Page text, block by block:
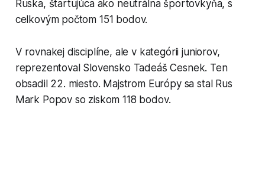
Ruska, štartujúca ako neutrálna športovkyňa, s
celkovým počtom 151 bodov.
V rovnakej disciplíne, ale v kategórii juniorov,
reprezentoval Slovensko Tadeáš Cesnek. Ten
obsadil 22. miesto. Majstrom Európy sa stal Rus
Mark Popov so ziskom 118 bodov.